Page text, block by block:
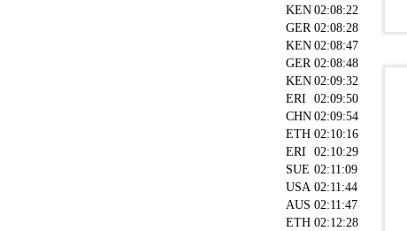
KEN 02:08:22
GER 02:08:28
KEN 02:08:47
GER 02:08:48
KEN 02:09:32
ERI
02:09:50
CHN 02:09:54
ETH 02:10:16
ERI
02:10:29
SUE 02:11:09
USA 02:11:44
AUS 02:11:47
ETH 02:12:28